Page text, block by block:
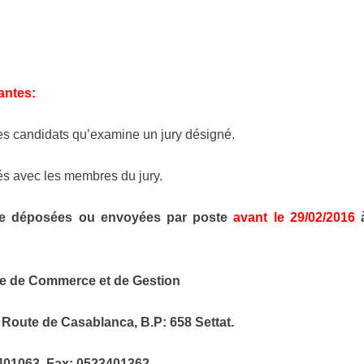
candidats qu’examine un jury désigné.
avec les membres du jury.
déposées ou envoyées par posteavant le29/02/2016
deCommerce et deGestion
de Casablanca, B.P: 658 Settat.